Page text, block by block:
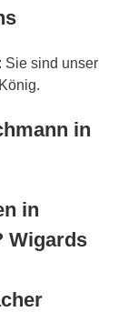
Sie sind unser
in
in
Wigards